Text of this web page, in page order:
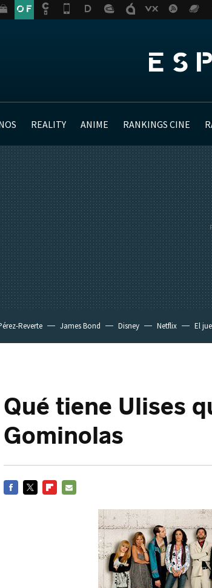
REALITY ANIME RANKINGS CINE
Reverte James Bond Disney Netflix El
Qué tiene Ulises
Gominolas